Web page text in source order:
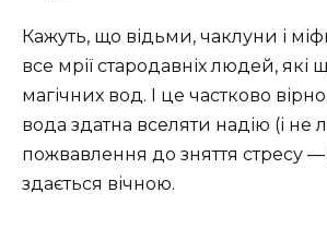
Кажуть, що відьми, чаклуни і
все мрії стародавніх людей, які
магічних вод. І це частково
вода здатна вселяти надію (і не
пожвавлення до зняття стресу —
здається вічною.